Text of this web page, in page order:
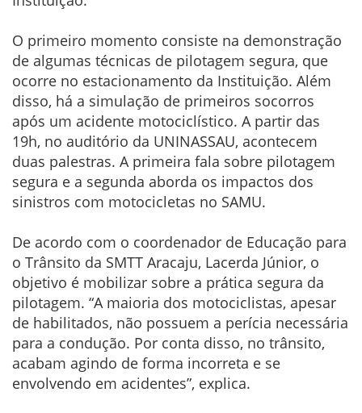
O primeiro momento consiste na demonstração
de algumas técnicas de pilotagem segura, que
ocorre no estacionamento da Instituição. Além
disso, há a simulação de primeiros socorros
após um acidente motociclístico. A partir das
19h, no auditório da UNINASSAU, acontecem
duas palestras. A primeira fala sobre pilotagem
segura e a segunda aborda os impactos dos
sinistros com motocicletas no SAMU.
De acordo com o coordenador de Educação para
o Trânsito da SMTT Aracaju, Lacerda Júnior, o
objetivo é mobilizar sobre a prática segura da
pilotagem. “A maioria dos motociclistas, apesar
de habilitados, não possuem a perícia necessária
para a condução. Por conta disso, no trânsito,
acabam agindo de forma incorreta e se
envolvendo em acidentes”, explica.